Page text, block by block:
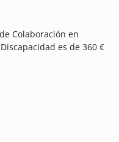
Colaboración en
es de 360 €